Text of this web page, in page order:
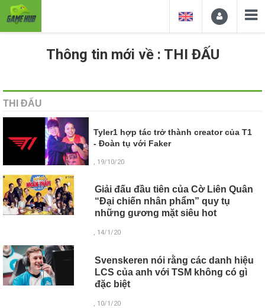
Thông tin mới về : THI ĐẤU
THI ĐẤU
Tyler1 hợp tác trở thành creator của T1
- Đoàn tụ với Faker
, 19/10/20
Giải đấu đầu tiên của Cờ Liên Quân
“Đại chiến nhân phẩm” quy tụ
những gương mặt siêu hot
, 14/1/20
Svenskeren nói rằng các danh hiệu
LCS của anh với TSM không có gì
đặc biệt
, 10/1/20